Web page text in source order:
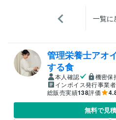
一覧に
管理栄養士アオ
する食
本人確認
機密保
インボイス発行事業者
総販売実績138評価
無料で見